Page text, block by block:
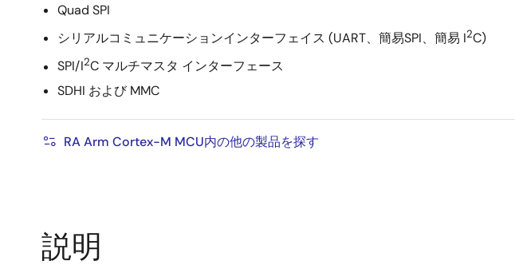
Quad SPI
シリアルコミュニケーションインターフェイス (UART、簡易SPI、簡易 I2C)
SPI/I2C マルチマスタ インターフェース
SDHI および MMC
RA Arm Cortex-M MCU内の他の製品を探す
説明